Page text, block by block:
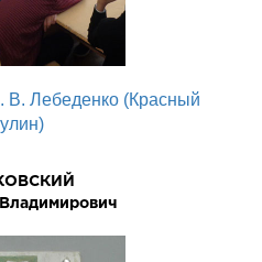
В. Лебеденко (Красный